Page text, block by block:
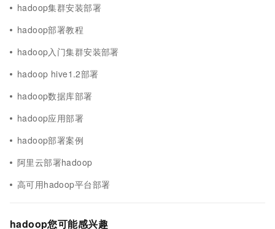
hadoop集群安装部署
hadoop部署教程
hadoop入门集群安装部署
hadoop hive1.2部署
hadoop数据库部署
hadoop应用部署
hadoop部署案例
阿里云部署hadoop
高可用hadoop平台部署
hadoop您可能感兴趣